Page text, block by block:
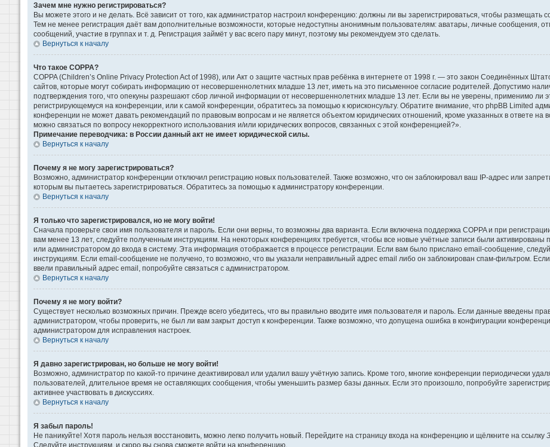
Зачем мне нужно регистрироваться?
Вы можете этого и не делать. Всё зависит от того, как администратор настроил конференцию: должны ли вы зарегистрироваться, чтобы размещать
Тем не менее регистрация даёт вам дополнительные возможности, которые недоступны анонимным пользователям: аватары, личные сообщения,
сообщений, участие в группах и т. д. Регистрация займёт у вас всего пару минут, поэтому мы рекомендуем это сделать.
Вернуться к началу
Что такое COPPA?
COPPA (Children’s Online Privacy Protection Act of 1998), или Акт о защите частных прав ребёнка в интернете от 1998 г. — это закон Соединённых
сайтов, которые могут собирать информацию от несовершеннолетних младше 13 лет, иметь на это письменное согласие родителей. Допустимо
подтверждения того, что опекуны разрешают сбор личной информации от несовершеннолетних младше 13 лет. Если вы не уверены, применимо ли
регистрирующемуся на конференции, или к самой конференции, обратитесь за помощью к юрисконсульту. Обратите внимание, что phpBB Limited
конференции не может давать рекомендаций по правовым вопросам и не является объектом юридических отношений, кроме указанных в ответе на
можно связаться по вопросу некорректного использования и/или юридических вопросов, связанных с этой конференцией?».
Примечание переводчика: в России данный акт не имеет юридической силы.
Вернуться к началу
Почему я не могу зарегистрироваться?
Возможно, администратор конференции отключил регистрацию новых пользователей. Также возможно, что он заблокировал ваш IP-адрес или
которым вы пытаетесь зарегистрироваться. Обратитесь за помощью к администратору конференции.
Вернуться к началу
Я только что зарегистрировался, но не могу войти!
Сначала проверьте свои имя пользователя и пароль. Если они верны, то возможны два варианта. Если включена поддержка COPPA и при
вам менее 13 лет, следуйте полученным инструкциям. На некоторых конференциях требуется, чтобы все новые учётные записи были активированы
или администратором до входа в систему. Эта информация отображается в процессе регистрации. Если вам было прислано email-сообщение,
инструкциям. Если email-сообщение не получено, то возможно, что вы указали неправильный адрес email либо он заблокирован спам-фильтром.
ввели правильный адрес email, попробуйте связаться с администратором.
Вернуться к началу
Почему я не могу войти?
Существует несколько возможных причин. Прежде всего убедитесь, что вы правильно вводите имя пользователя и пароль. Если данные введены
администратором, чтобы проверить, не был ли вам закрыт доступ к конференции. Также возможно, что допущена ошибка в конфигурации
администратором для исправления настроек.
Вернуться к началу
Я давно зарегистрирован, но больше не могу войти!
Возможно, администратор по какой-то причине деактивировал или удалил вашу учётную запись. Кроме того, многие конференции периодически
пользователей, длительное время не оставляющих сообщения, чтобы уменьшить размер базы данных. Если это произошло, попробуйте
активнее участвовать в дискуссиях.
Вернуться к началу
Я забыл пароль!
Не паникуйте! Хотя пароль нельзя восстановить, можно легко получить новый. Перейдите на страницу входа на конференцию и щёлкните на ссылку
Следуйте инструкциям, и скоро вы снова сможете войти на конференцию.